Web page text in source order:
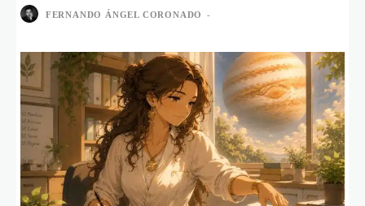
FERNANDO ÁNGEL CORONADO -